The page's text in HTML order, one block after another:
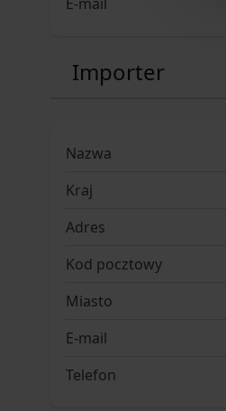
Importer
Nazwa
Kraj
Adres
Kod pocztowy
Miasto
E-mail
Telefon